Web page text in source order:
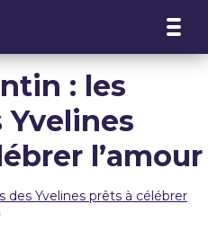
: les
Yvelines
l’amour
des Yvelines prêts à célébrer